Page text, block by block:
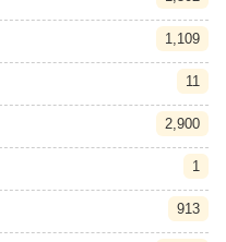
1,109
11
2,900
1
913